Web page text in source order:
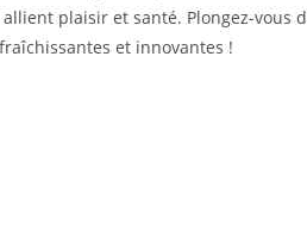
plaisir et santé. Plongez-vous
et innovantes !